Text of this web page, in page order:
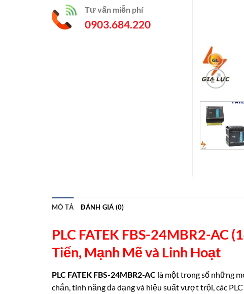
Tư vấn miễn phí
0903.684.220
MÔ TẢ ĐÁNH GIÁ (0)
PLC FATEK FBS-24MBR2-AC
Tiến, Mạnh Mẽ và Linh Hoạt
PLC FATEK FBS-24MBR2-AC là một trong số những
chắn, tính năng đa dạng và hiệu suất vượt trội, các